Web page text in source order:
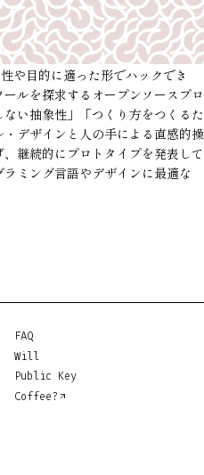
や目的に適った形でハックでき
ルを探求するオープンソースプロ
い抽象性」「つくり方をつくるた
デザインと人の手による直感的操
継続的にプロトタイプを発表して
ミング言語やデザインに最適な
FAQ
Will
Public Key
Coffee?